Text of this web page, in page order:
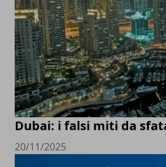
Dubai: i falsi miti da
20/11/2025